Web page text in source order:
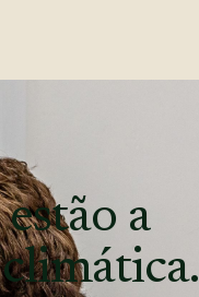
estão a
climática.